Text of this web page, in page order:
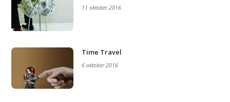
11 oktober 2016
Time Travel
6 oktober 2016